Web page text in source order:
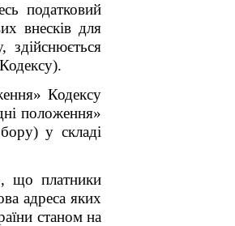
податковий
внесків для
здійснюється
Кодексу
положення»
у складі
що платники
адреса яких
станом на